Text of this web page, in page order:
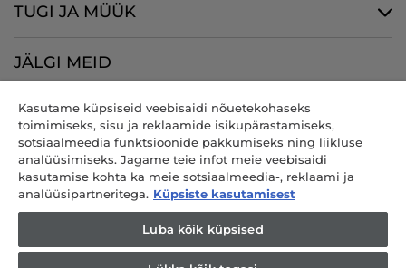
TUGI JA MÜÜK
JÄLGI MEID
CANDY HOOVER GROUP S.r.I. - ainuosanik - REGISTRIJÄRGNE
ASUKOHT: Via Comolli, 57 - 20861 Brugherio (MB) - Itaalia - BÜROOD:
Via Privata Eden Fumagalli snc - 20861 Brugherio (MB) ja Via Trento
+39.039.2086.237 - Osakapital 35 000 000.00 € täielikult sisse
makstud - Maksukood ja registrikood Milano-Monza-Brianza-Lodi
Kasutame küpsiseid veebisaidi nõuetekohaseks
toimimiseks, sisu ja reklaamide isikupärastamiseks,
sotsiaalmeedia funktsioonide pakkumiseks ning liikluse
analüüsimiseks. Jagame teie infot meie veebisaidi
kasutamise kohta ka meie sotsiaalmeedia-, reklaami ja
analüüsipartneritega. Küpsiste kasutamisest
Luba kõik küpsised